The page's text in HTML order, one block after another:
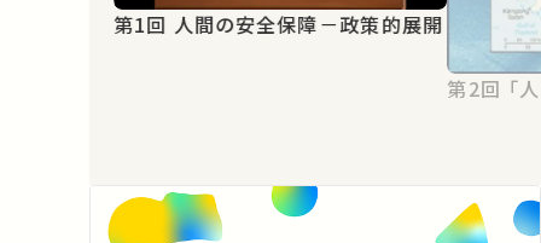
第1回 人間の安全保障－政策的展開
第